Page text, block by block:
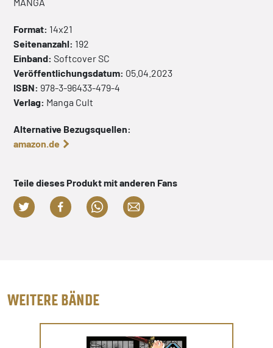
Format: 14x21
Seitenanzahl: 192
Einband: SoftcoverSC
Veröffentlichungsdatum: 05.04.2023
ISBN: 978-3-96433-479-4
Verlag: Manga Cult
Alternative Bezugsquellen:
amazon.de
Teile dieses Produkt mit anderen Fans
WEITERE BÄNDE